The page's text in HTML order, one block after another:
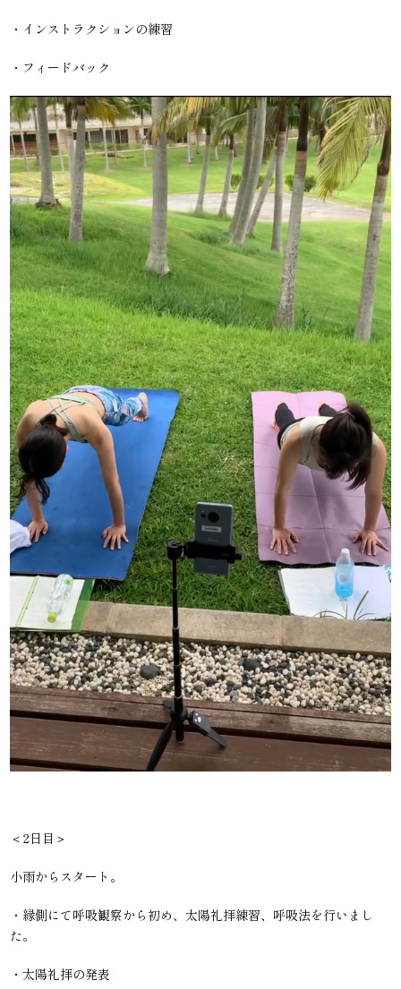
・インストラクションの練習
・フィードバック
＜2日目＞
小雨からスタート。
・縁側にて呼吸観察から初め、太陽礼拝練習、呼吸法を行いまし
た。
・太陽礼拝の発表